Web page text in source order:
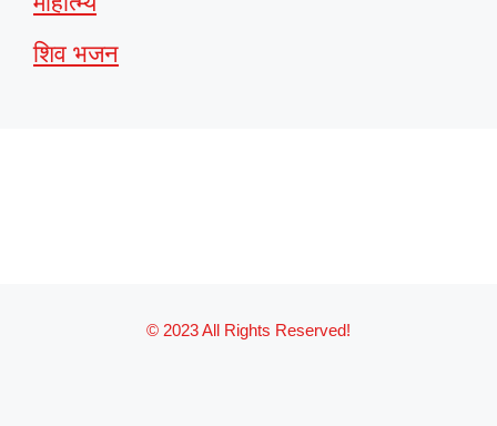
शिव भजन
© 2023 All Rights Reserved!